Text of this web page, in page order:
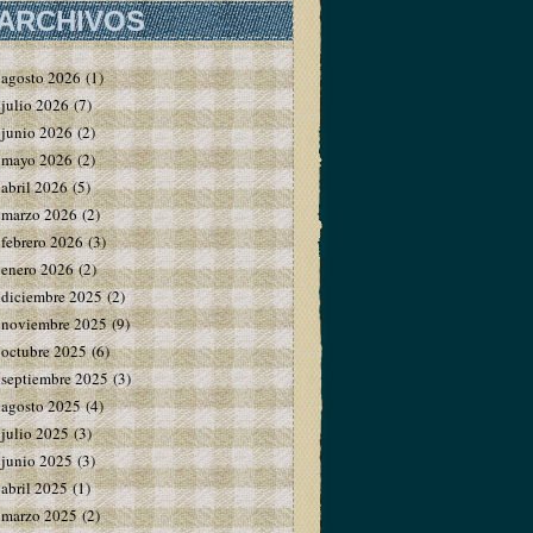
agosto 2026(1)
julio 2026(7)
junio 2026(2)
mayo 2026(2)
abril 2026(5)
marzo 2026(2)
febrero 2026(3)
enero 2026(2)
diciembre 2025(2)
noviembre 2025(9)
octubre 2025(6)
septiembre 2025(3)
agosto 2025(4)
julio 2025(3)
junio 2025(3)
abril 2025(1)
marzo 2025(2)